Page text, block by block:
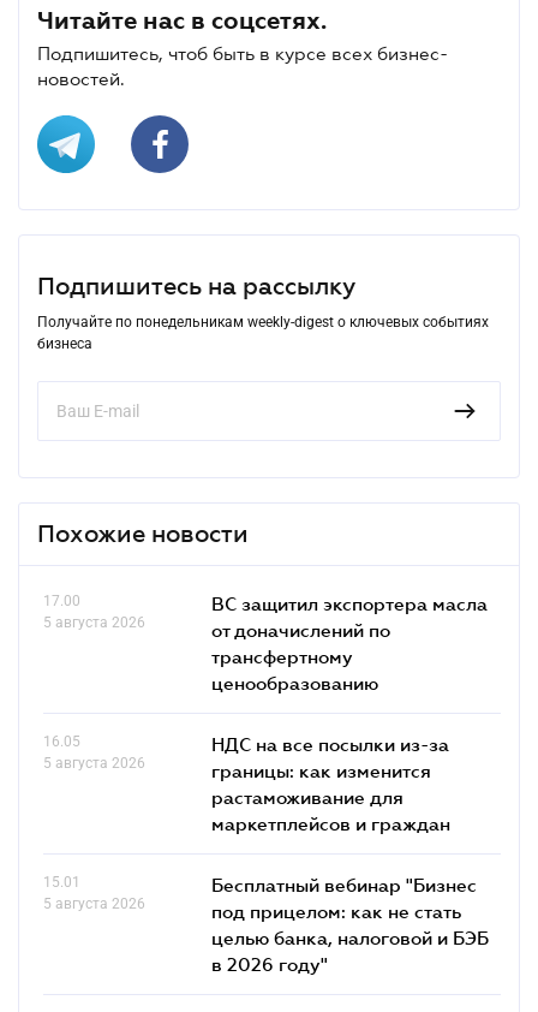
Читайте нас в соцсетях.
Подпишитесь, чтоб быть в курсе всех бизнес-
новостей.
Подпишитесь на рассылку
Получайте по понедельникам weekly-digest о ключевых событиях
бизнеса
Похожие новости
17.00
5 августа 2026
ВС защитил экспортера масла
от доначислений по
трансфертному
ценообразованию
16.05
5 августа 2026
НДС на все посылки из-за
границы: как изменится
растаможивание для
маркетплейсов и граждан
15.01
5 августа 2026
Бесплатный вебинар "Бизнес
под прицелом: как не стать
целью банка, налоговой и БЭБ
в 2026 году"